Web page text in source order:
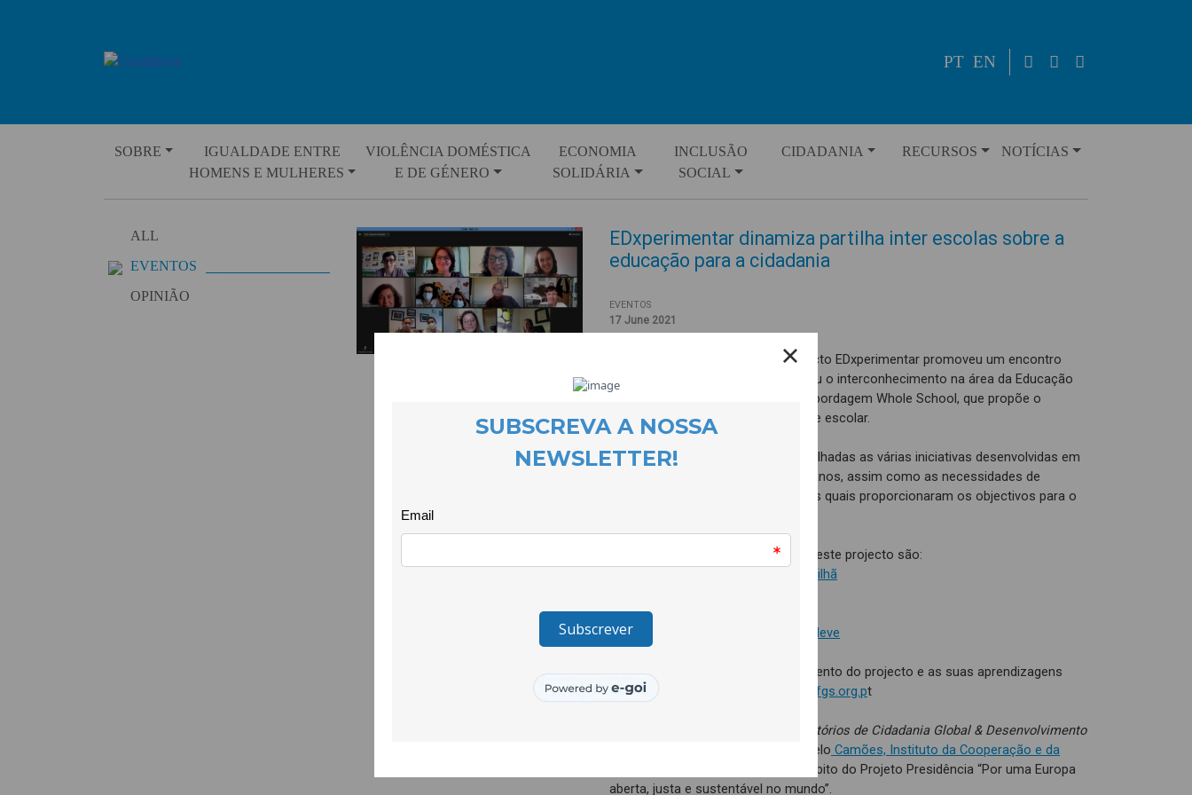
PT EN
SOBRE
IGUALDADE ENTRE
HOMENS E MULHERES
VIOLÊNCIA DOMÉSTICA
E DE GÉNERO
ECONOMIA
SOLIDÁRIA
INCLUSÃO
SOCIAL
CIDADANIA RECURSOS NOTÍCIAS
ALL
EVENTOS
OPINIÃO
EDxperimentar dinamiza partilha inter escolas sobre a
educação para a cidadania
EVENTOS
17 June 2021
No passado dia 20 de Maio o projecto EDxperimentar promoveu um encontro
online entre escolas que possibilitou o interconhecimento na área da Educação
para a Cidadania, em prol de uma abordagem Whole School, que propõe o
envolvimento de toda a comunidade escolar.
Um momento rico onde foram partilhadas as várias iniciativas desenvolvidas em
cada escola ao longo dos últimos anos, assim como as necessidades de
intervenção sentidas pela escola, as quais proporcionaram os objectivos para o
As escolas presentes e parceiras deste projecto são:
Escola Profissional de Artes da Covilhã
Escola Secundária Campos Melo
Agrupamento de Escolas A Lã e a Neve
Podem acompanhar o desenvolvimento do projecto e as suas aprendizagens
através do site
www.edxperimentar.fgs.org.pt
EDxperimentar – Laboratórios de Cidadania Global & Desenvolvimento
é co-financiado pelo Camões, Instituto da Cooperação e da
e pela União Europeia no âmbito do Projeto Presidência “Por uma Europa
aberta, justa e sustentável no mundo”.